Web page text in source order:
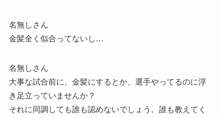
名無しさん
金髪全く似合ってないし…
名無しさん
大事な試合前に、金髪にするとか、選手やってるのに浮
き足立っていませんか？
それに同調しても誰も認めないでしょう。誰も教えてく